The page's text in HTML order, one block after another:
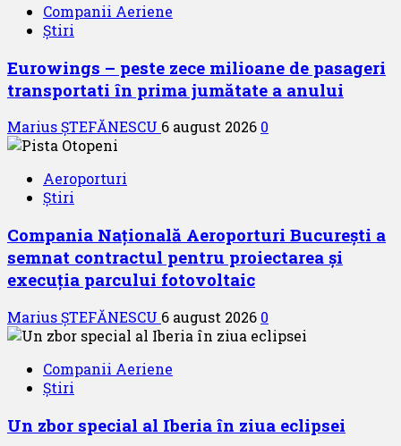
Companii Aeriene
Știri
Eurowings – peste zece milioane de pasageri
transportati în prima jumătate a anului
Marius ȘTEFĂNESCU 6 august 2026 0
Aeroporturi
Știri
Compania Națională Aeroporturi București a
semnat contractul pentru proiectarea și
execuția parcului fotovoltaic
Marius ȘTEFĂNESCU 6 august 2026 0
Companii Aeriene
Știri
Un zbor special al Iberia în ziua eclipsei